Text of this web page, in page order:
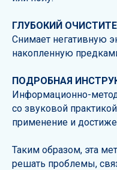
ГЛУБОКИЙ
Снимает негативную
накопленную
ПОДРОБНАЯ
Информационно-
со звуковой
применение и
Таким образом, эта
решать проблемы,